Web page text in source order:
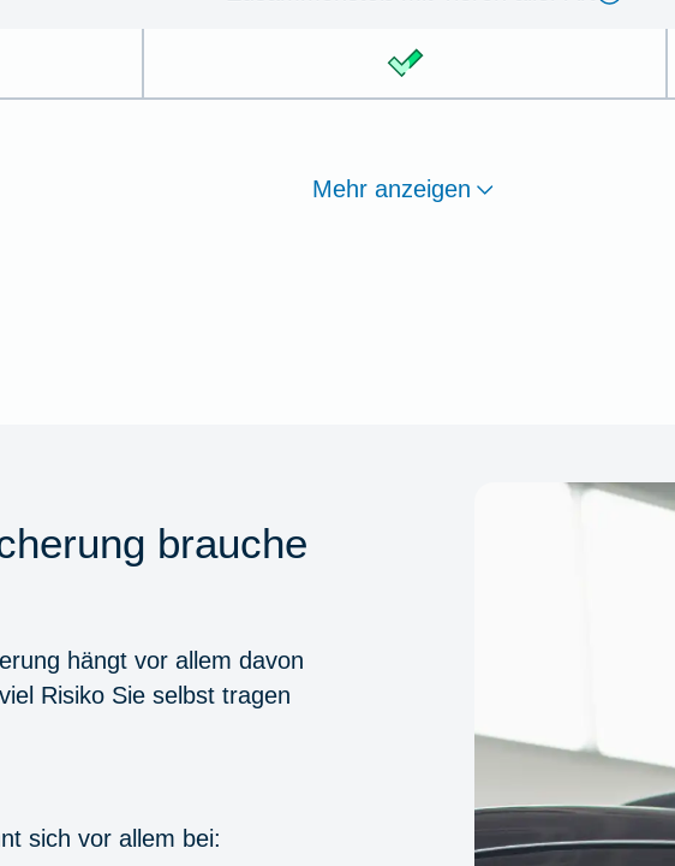
Mehr anzeigen
brauche
hängt vor allem davon
Risiko Sie selbst tragen
sich vor allem bei: